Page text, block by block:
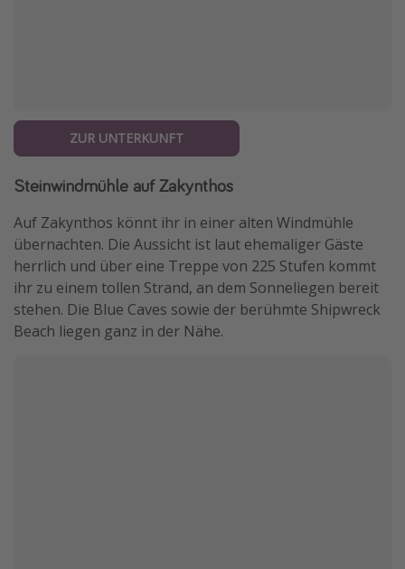
ZUR UNTERKUNFT
Steinwindmühle auf Zakynthos
Auf Zakynthos könnt ihr in einer alten Windmühle
übernachten. Die Aussicht ist laut ehemaliger Gäste
herrlich und über eine Treppe von 225 Stufen kommt
ihr zu einem tollen Strand, an dem Sonneliegen bereit
stehen. Die Blue Caves sowie der berühmte Shipwreck
Beach liegen ganz in der Nähe.